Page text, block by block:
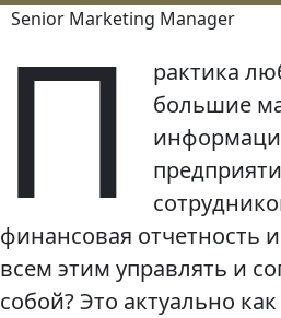
Senior Marketing Manager
П
рактика
большие
финансовая отчетность
всем этим управлять и
собой? Это актуально